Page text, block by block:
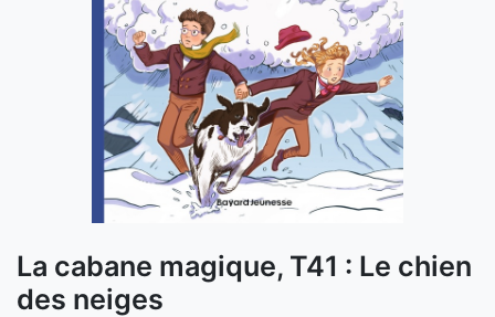
La cabane magique, T41 : Le chien
des neiges